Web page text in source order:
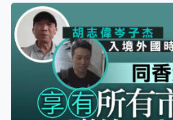
功能。持專屬門票人士可獲退木
馬拍照，亦可選擇全額退款。